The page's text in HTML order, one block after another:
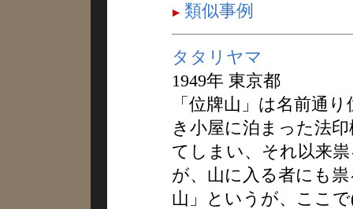
類似事例
タタリヤマ
1949年 東京都
「位牌山」は名前通
き小屋に泊まった法
てしまい、それ以来
が、山に入る者にも
山」というが、ここ